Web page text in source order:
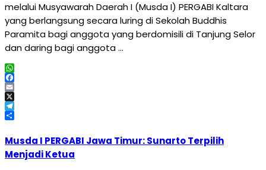
melalui Musyawarah Daerah I (Musda I) PERGABI Kaltara
yang berlangsung secara luring di Sekolah Buddhis
Paramita bagi anggota yang berdomisili di Tanjung Selor
dan daring bagi anggota …
WhatsApp
Facebook
Email
X
Telegram
Musda I PERGABI Jawa Timur: Sunarto Terpilih
Menjadi Ketua